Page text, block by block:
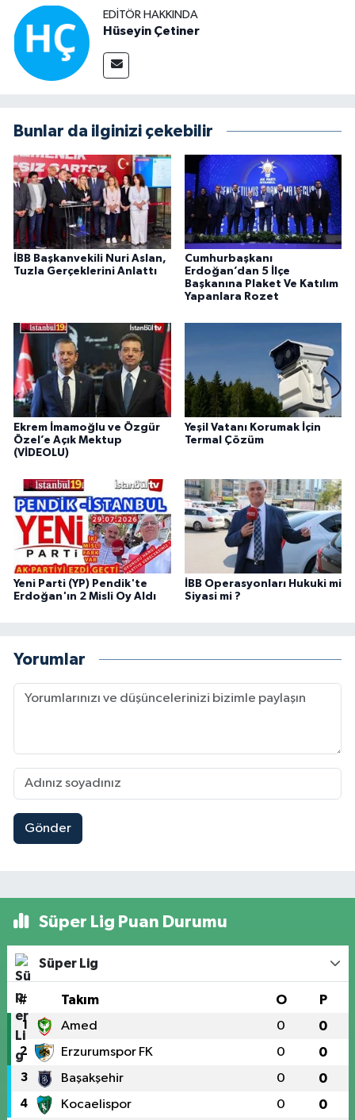
EDITÖR HAKKINDA
Hüseyin Çetiner
Bunlar da ilginizi çekebilir
İBB Başkanvekili Nuri Aslan,
Tuzla Gerçeklerini Anlattı
Cumhurbaşkanı
Erdoğan’dan 5 İlçe
Başkanına Plaket Ve Katılım
Yapanlara Rozet
Ekrem İmamoğlu ve Özgür
Özel’e Açık Mektup
(VİDEOLU)
Yeşil Vatanı Korumak İçin
Termal Çözüm
Yeni Parti (YP) Pendik'te
Erdoğan'ın 2 Misli Oy Aldı
İBB Operasyonları Hukuki mi
Siyasi mi ?
Yorumlar
Gönder
Süper Lig Puan Durumu
Süper Lig
# Takım O P
1 Amed 0 0
2 Erzurumspor FK 0 0
3 Başakşehir 0 0
4 Kocaelispor 0 0